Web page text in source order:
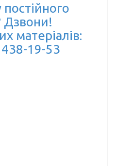
Дзвони!
матеріалів:
19-53